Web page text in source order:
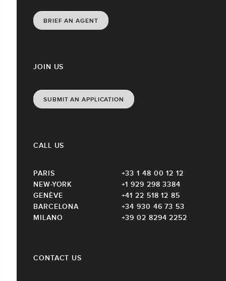
CONTACT US
JOIN US
SUBMIT AN APPLICATION
CALL US
PARIS
+33 1 48 00 12 12
NEW-YORK
+1 929 298 3384
GENÈVE
+41 22 518 12 85
BARCELONA
+34 930 46 73 53
MILANO
+39 02 8294 2252
BRIEF AN AGENT